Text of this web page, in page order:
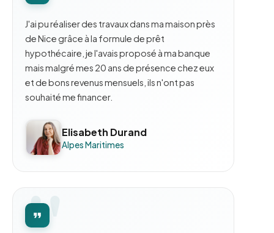
J'ai pu réaliser des travaux dans ma maison près
de Nice grâce à la formule de prêt
hypothécaire, je l'avais proposé à ma banque
mais malgré mes 20 ans de présence chez eux
et de bons revenus mensuels, ils n'ont pas
souhaité me financer.
Elisabeth Durand
Alpes Maritimes